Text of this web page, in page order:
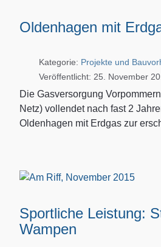
Oldenhagen mit
Kategorie: Projekte und
Veröffentlicht: 25. November
Die Gasversorgung
Netz) vollendet nach fast 2
Oldenhagen mit Erdgas zur
Sportliche Leistung:
Wampen